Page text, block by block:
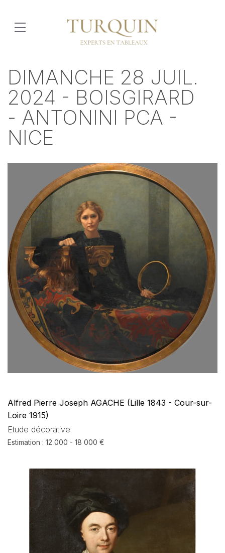
DIMANCHE 28 JUIL.
2024 - BOISGIRARD
- ANTONINI PCA -
NICE
Alfred Pierre Joseph AGACHE (Lille 1843 - Cour-sur-
Loire 1915)
Etude décorative
Estimation : 12 000 - 18 000 €